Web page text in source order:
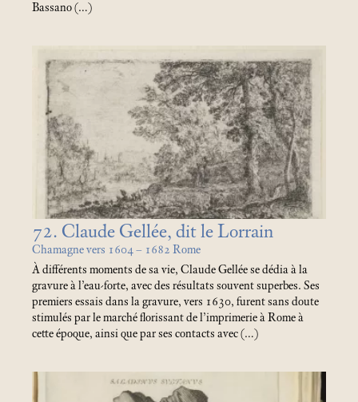
Bassano (…)
72. Claude Gellée, dit le Lorrain
Chamagne vers 1604 – 1682 Rome
À différents moments de sa vie, Claude Gellée se dédia à la
gravure à l’eau-forte, avec des résultats souvent superbes. Ses
premiers essais dans la gravure, vers 1630, furent sans doute
stimulés par le marché florissant de l’imprimerie à Rome à
cette époque, ainsi que par ses contacts avec (…)